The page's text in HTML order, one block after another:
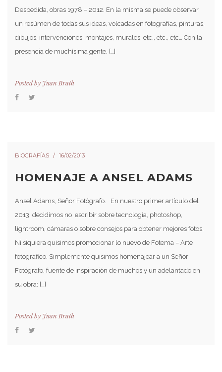
Despedida, obras 1978 – 2012. En la misma se puede observar
un resúmen de todas sus ideas, volcadas en fotografías, pinturas,
dibujos, intervenciones, montajes, murales, etc., etc., etc… Con la
presencia de muchísima gente, […]
Posted by Juan Brath
BIOGRAFÍAS 16/02/2013
HOMENAJE A ANSEL ADAMS
Ansel Adams, Señor Fotógrafo. En nuestro primer artículo del
2013, decidimos no escribir sobre tecnología, photoshop,
lightroom, cámaras o sobre consejos para obtener mejores fotos.
Ni siquiera quisimos promocionar lo nuevo de Fotema – Arte
fotográfico. Simplemente quisimos homenajear a un Señor
Fotógrafo, fuente de inspiración de muchos y un adelantado en
su obra: […]
Posted by Juan Brath